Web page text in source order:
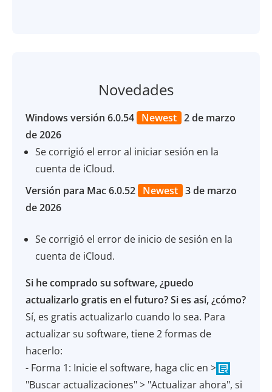
Novedades
Windows versión 6.0.54 Newest 2 de marzo
de 2026
Se corrigió el error al iniciar sesión en la
cuenta de iCloud.
Versión para Mac 6.0.52 Newest 3 de marzo
de 2026
Se corrigió el error de inicio de sesión en la
cuenta de iCloud.
Si he comprado su software, ¿puedo
actualizarlo gratis en el futuro? Si es así, ¿cómo?
Sí, es gratis actualizarlo cuando lo sea. Para
actualizar su software, tiene 2 formas de
hacerlo:
- Forma 1: Inicie el software, haga clic en >
"Buscar actualizaciones" > "Actualizar ahora", si